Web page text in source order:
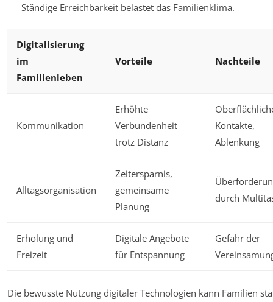
Ständige Erreichbarkeit belastet das Familienklima.
Digitalisierung
im
Familienleben
Vorteile Nachteile
Kommunikation
Erhöhte
Verbundenheit
trotz Distanz
Kontakte,
Ablenkung
Alltagsorganisation
Zeitersparnis,
gemeinsame
Planung
durch
Erholung und
Freizeit
Digitale Angebote
für Entspannung
Gefahr der
Die bewusste Nutzung digitaler Technologien kann Familien